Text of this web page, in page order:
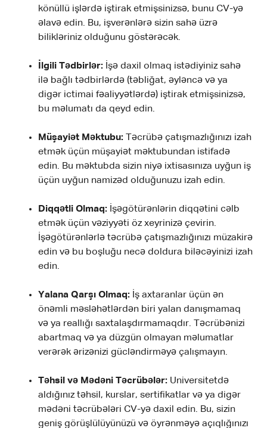
könüllü işlərdə iştirak etmişsinizsə, bunu CV-yə
əlavə edin. Bu, işverənlərə sizin sahə üzrə
bilikləriniz olduğunu göstərəcək.
İlgili Tədbirlər: İşə daxil olmaq istədiyiniz sahə
ilə bağlı tədbirlərdə (təbliğat, əyləncə və ya
digər ictimai fəaliyyətlərdə) iştirak etmişsinizsə,
bu məlumatı da qeyd edin.
Müşayiət Məktubu: Təcrübə çatışmazlığınızı izah
etmək üçün müşayiət məktubundan istifadə
edin. Bu məktubda sizin niyə ixtisasınıza uyğun iş
üçün uyğun namizəd olduğunuzu izah edin.
Diqqətli Olmaq: İşəgötürənlərin diqqətini cəlb
etmək üçün vəziyyəti öz xeyrinizə çevirin.
İşəgötürənlərlə təcrübə çatışmazlığınızı müzakirə
edin və bu boşluğu necə doldura biləcəyinizi izah
edin.
Yalana Qarşı Olmaq: İş axtaranlar üçün ən
önəmli məsləhətlərdən biri yalan danışmamaq
və ya reallığı saxtalaşdırmamaqdır. Təcrübənizi
abartmaq və ya düzgün olmayan məlumatlar
verərək ərizənizi gücləndirməyə çalışmayın.
Təhsil və Mədəni Təcrübələr: Universitetdə
aldığınız təhsil, kurslar, sertifikatlar və ya digər
mədəni təcrübələri CV-yə daxil edin. Bu, sizin
geniş görüşlülüyünüzü və öyrənməyə açıqlığınızı